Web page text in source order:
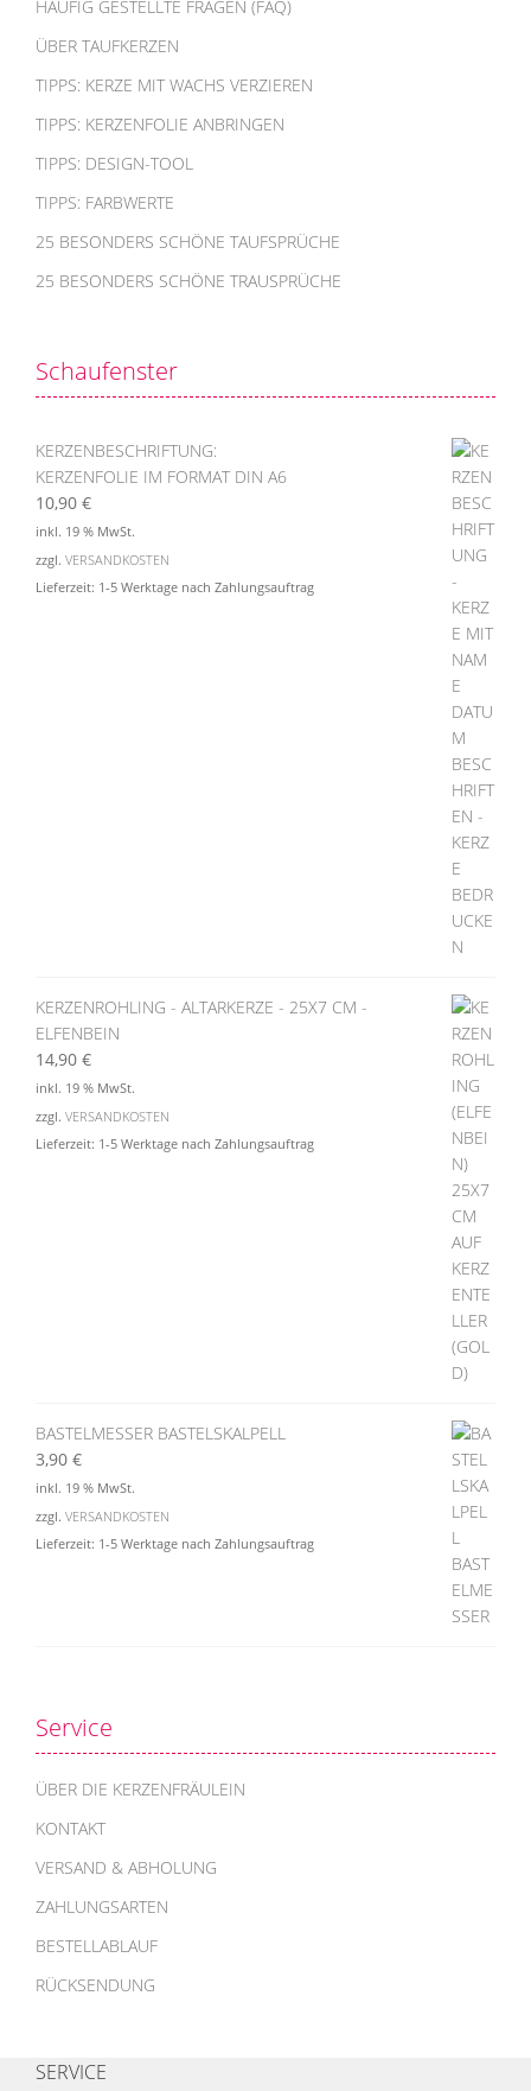
HÄUFIG GESTELLTE FRAGEN (FAQ)
ÜBER TAUFKERZEN
TIPPS: KERZE MIT WACHS VERZIEREN
TIPPS: KERZENFOLIE ANBRINGEN
TIPPS: DESIGN-TOOL
TIPPS: FARBWERTE
25 BESONDERS SCHÖNE TAUFSPRÜCHE
25 BESONDERS SCHÖNE TRAUSPRÜCHE
Schaufenster
KERZENBESCHRIFTUNG:
KERZENFOLIE IM FORMAT DIN A6
10,90 €
inkl. 19 % MwSt.
zzgl. VERSANDKOSTEN
Lieferzeit: 1-5 Werktage nach Zahlungsauftrag
KERZENROHLING - ALTARKERZE - 25X7 CM -
ELFENBEIN
14,90 €
inkl. 19 % MwSt.
zzgl. VERSANDKOSTEN
Lieferzeit: 1-5 Werktage nach Zahlungsauftrag
BASTELMESSER BASTELSKALPELL
3,90 €
inkl. 19 % MwSt.
zzgl. VERSANDKOSTEN
Lieferzeit: 1-5 Werktage nach Zahlungsauftrag
Service
ÜBER DIE KERZENFRÄULEIN
KONTAKT
VERSAND & ABHOLUNG
ZAHLUNGSARTEN
BESTELLABLAUF
RÜCKSENDUNG
SERVICE